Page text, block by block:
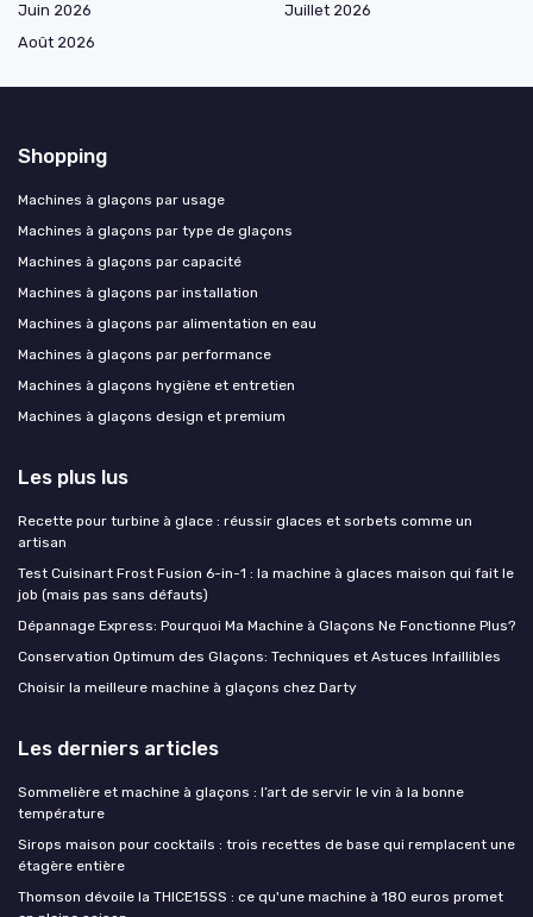
Juin 2026
Juillet 2026
Août 2026
Shopping
Machines à glaçons par usage
Machines à glaçons par type de glaçons
Machines à glaçons par capacité
Machines à glaçons par installation
Machines à glaçons par alimentation en eau
Machines à glaçons par performance
Machines à glaçons hygiène et entretien
Machines à glaçons design et premium
Les plus lus
Recette pour turbine à glace : réussir glaces et sorbets comme un
artisan
Test Cuisinart Frost Fusion 6-in-1 : la machine à glaces maison qui fait le
job (mais pas sans défauts)
Dépannage Express: Pourquoi Ma Machine à Glaçons Ne Fonctionne Plus?
Conservation Optimum des Glaçons: Techniques et Astuces Infaillibles
Choisir la meilleure machine à glaçons chez Darty
Les derniers articles
Sommelière et machine à glaçons : l’art de servir le vin à la bonne
température
Sirops maison pour cocktails : trois recettes de base qui remplacent une
étagère entière
Thomson dévoile la THICE15SS : ce qu'une machine à 180 euros promet